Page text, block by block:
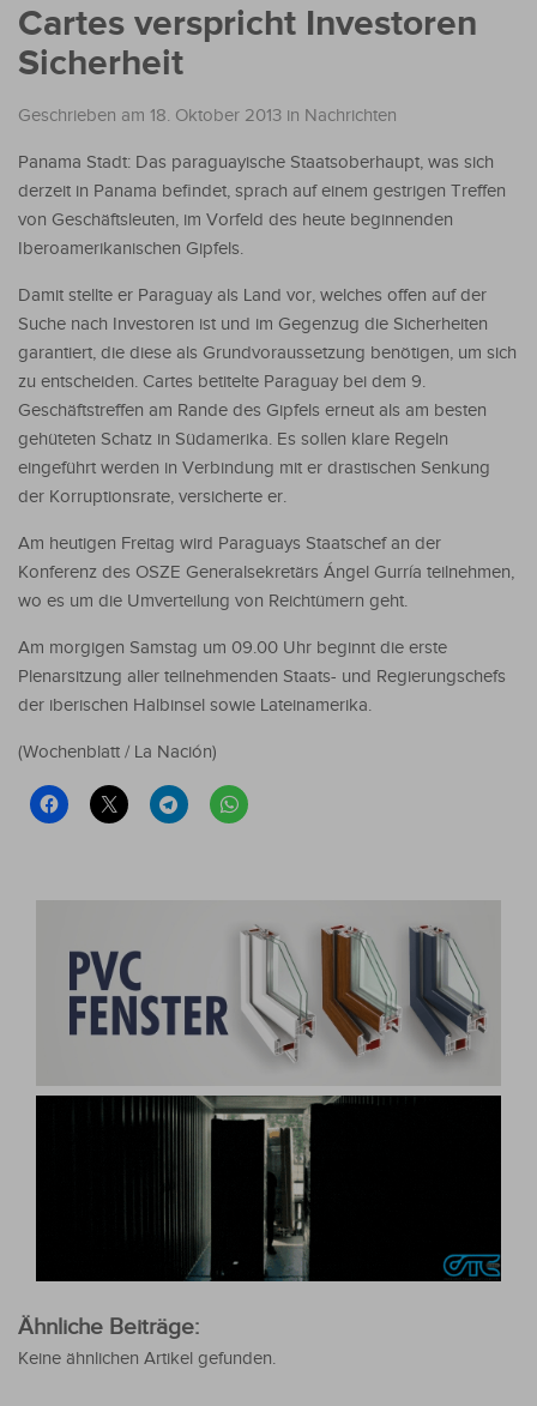
Cartes verspricht Investoren
Sicherheit
Geschrieben am 18. Oktober 2013 in Nachrichten
Panama Stadt: Das paraguayische Staatsoberhaupt, was sich
derzeit in Panama befindet, sprach auf einem gestrigen Treffen
von Geschäftsleuten, im Vorfeld des heute beginnenden
Iberoamerikanischen Gipfels.
Damit stellte er Paraguay als Land vor, welches offen auf der
Suche nach Investoren ist und im Gegenzug die Sicherheiten
garantiert, die diese als Grundvoraussetzung benötigen, um sich
zu entscheiden. Cartes betitelte Paraguay bei dem 9.
Geschäftstreffen am Rande des Gipfels erneut als am besten
gehüteten Schatz in Südamerika. Es sollen klare Regeln
eingeführt werden in Verbindung mit er drastischen Senkung
der Korruptionsrate, versicherte er.
Am heutigen Freitag wird Paraguays Staatschef an der
Konferenz des OSZE Generalsekretärs Ángel Gurría teilnehmen,
wo es um die Umverteilung von Reichtümern geht.
Am morgigen Samstag um 09.00 Uhr beginnt die erste
Plenarsitzung aller teilnehmenden Staats- und Regierungschefs
der iberischen Halbinsel sowie Lateinamerika.
(Wochenblatt / La Nación)
Ähnliche Beiträge:
Keine ähnlichen Artikel gefunden.